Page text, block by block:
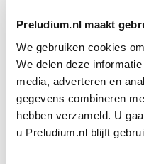
Preludium.nl maakt
We gebruiken cookies
We delen deze
media, adverteren en
gegevens combineren
hebben verzameld. U
u Preludium.nl blijft